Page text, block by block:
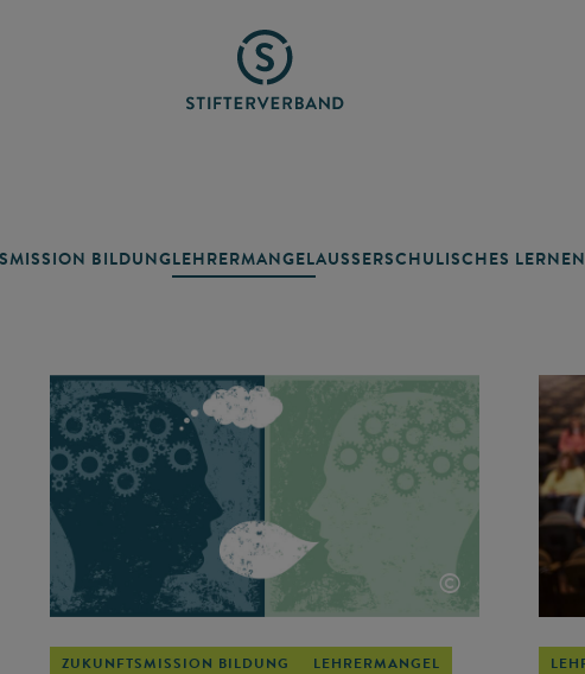
BILDUNGLEHRERMANGELAUSSERSCHULISCHES LERNEN
©
ZUKUNFTSMISSION BILDUNG LEHRERMANGEL